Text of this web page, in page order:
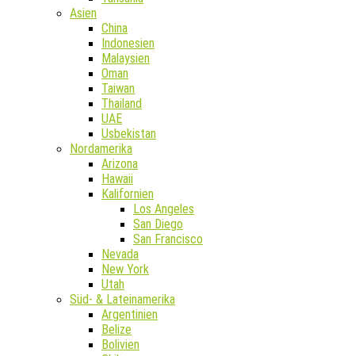
Asien
China
Indonesien
Malaysien
Oman
Taiwan
Thailand
UAE
Usbekistan
Nordamerika
Arizona
Hawaii
Kalifornien
Los Angeles
San Diego
San Francisco
Nevada
New York
Utah
Süd- & Lateinamerika
Argentinien
Belize
Bolivien